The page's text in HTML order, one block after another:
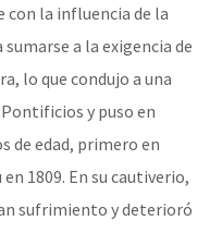
la influencia de la
a la exigencia de
lo que condujo a una
y puso en
de edad, primero en
1809. En su cautiverio,
sufrimiento y deterioró